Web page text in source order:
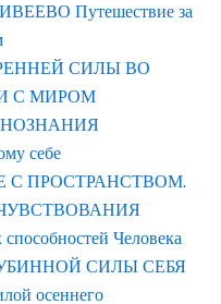
Путешествие за
СИЛЫ ВО
С МИРОМ
себе
С ПРОСТРАНСТВОМ.
Человека
СИЛЫ СЕБЯ
осеннего